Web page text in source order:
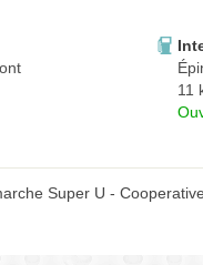
11
Super U -